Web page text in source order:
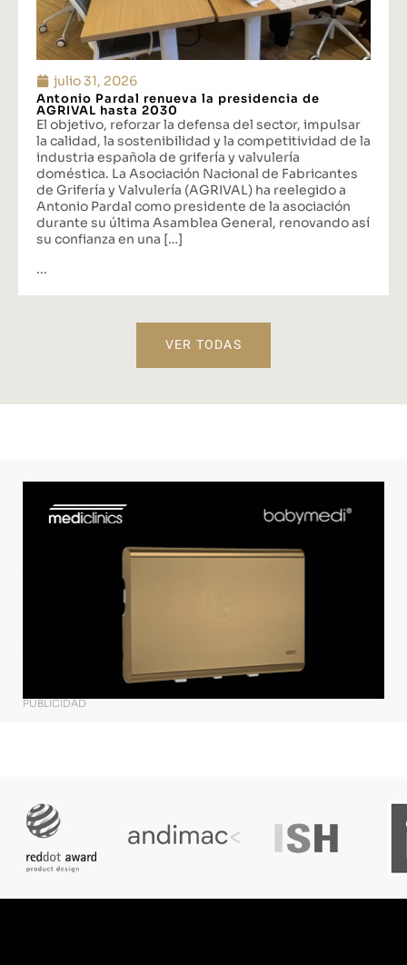
julio 31, 2026
Antonio Pardal renueva la presidencia de
AGRIVAL hasta 2030
El objetivo, reforzar la defensa del sector, impulsar
la calidad, la sostenibilidad y la competitividad de la
industria española de grifería y valvulería
doméstica. La Asociación Nacional de Fabricantes
de Grifería y Valvulería (AGRIVAL) ha reelegido a
Antonio Pardal como presidente de la asociación
durante su última Asamblea General, renovando así
su confianza en una […]
...
VER TODAS
PUBLICIDAD